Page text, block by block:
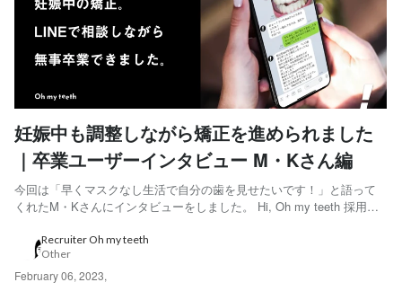
妊娠中も調整しながら矯正を進められました
｜卒業ユーザーインタビュー M・Kさん編
今回は「早くマスクなし生活で自分の歯を見せたいです！」と語って
くれたM・Kさんにインタビューをしました。 Hi, Oh my teeth 採用チ
ユーザーのインタビュー記事を連載しています。 過去の記事はこちら
から ◆M・Kさん...
Recruiter Oh my teeth
Other
February 06, 2023,